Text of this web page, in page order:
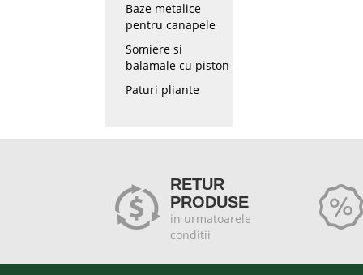
Baze metalice
pentru canapele
Somiere si
balamale cu piston
Paturi pliante
RETUR
PRODUSE
in urmatoarele
conditii